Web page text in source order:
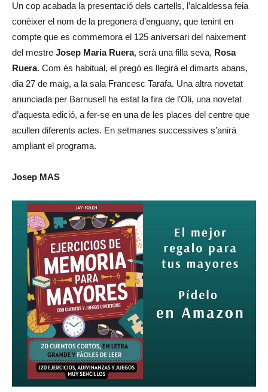
Un cop acabada la presentació dels cartells, l’alcaldessa feia
conèixer el nom de la pregonera d’enguany, que tenint en
compte que es commemora el 125 aniversari del naixement
del mestre Josep Maria Ruera, serà una filla seva, Rosa
Ruera. Com és habitual, el pregó es llegirà el dimarts abans,
dia 27 de maig, a la sala Francesc Tarafa. Una altra novetat
anunciada per Barnusell ha estat la fira de l’Oli, una novetat
d’aquesta edició, a fer-se en una de les places del centre que
acullen diferents actes. En setmanes successives s’anirà
ampliant el programa.
Josep MAS